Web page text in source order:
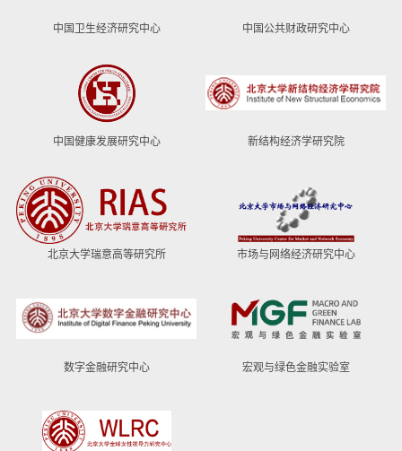
中国卫生经济研究中心 中国公共财政研究中心
中国健康发展研究中心 新结构经济学研究院
北京大学瑞意高等研究所 市场与网络经济研究中心
数字金融研究中心 宏观与绿色金融实验室